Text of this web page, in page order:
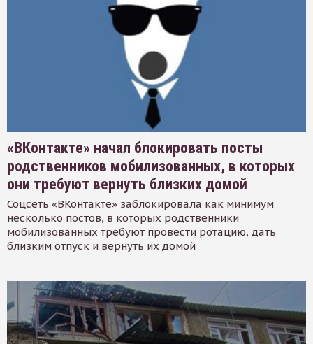
«ВКонтакте» начал блокировать посты
родственников мобилизованных, в которых
они требуют вернуть близких домой
Соцсеть «ВКонтакте» заблокировала как минимум
несколько постов, в которых родственники
мобилизованных требуют провести ротацию, дать
близким отпуск и вернуть их домой